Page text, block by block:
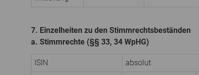
7. Einzelheiten zu den Stimmrechtsbeständen
a. Stimmrechte (§§ 33, 34 WpHG)
ISIN absolut